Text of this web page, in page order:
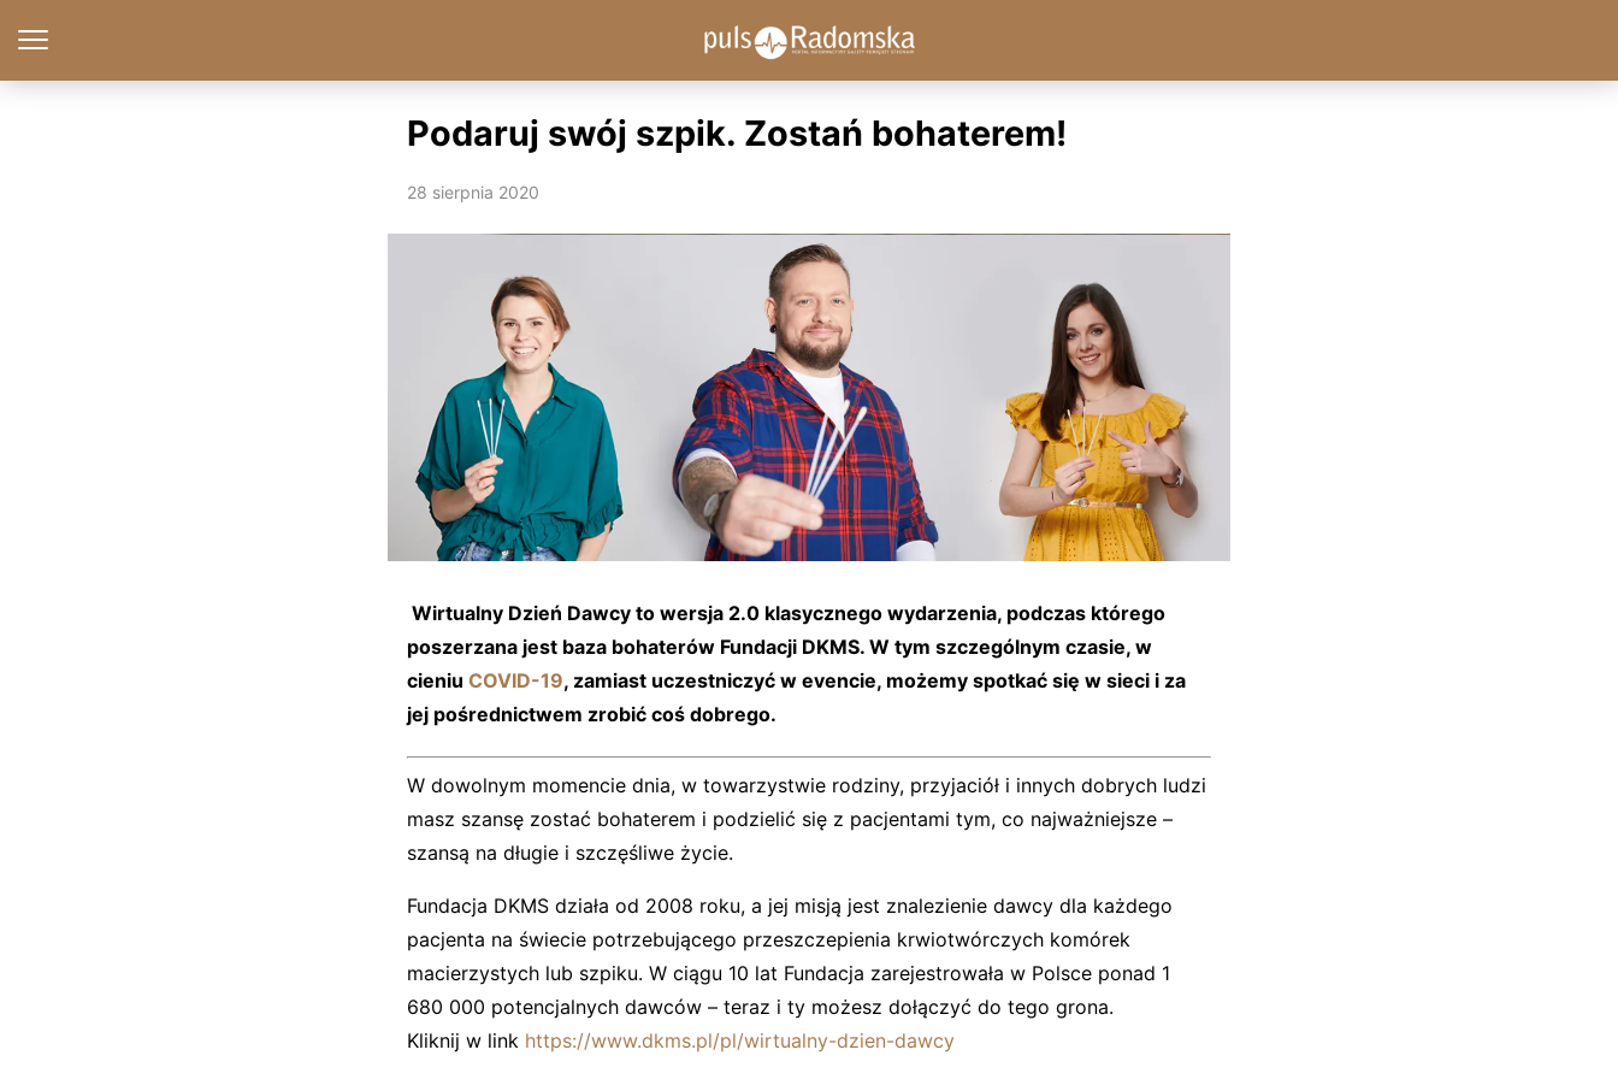
Podaruj swój szpik. Zostań bohaterem!
28 sierpnia 2020
Wirtualny Dzień Dawcy to wersja 2.0 klasycznego wydarzenia, podczas którego
poszerzana jest baza bohaterów Fundacji DKMS. W tym szczególnym czasie, w
cieniu COVID-19, zamiast uczestniczyć w evencie, możemy spotkać się w sieci i za
jej pośrednictwem zrobić coś dobrego.
W dowolnym momencie dnia, w towarzystwie rodziny, przyjaciół i innych dobrych ludzi
masz szansę zostać bohaterem i podzielić się z pacjentami tym, co najważniejsze –
szansą na długie i szczęśliwe życie.
Fundacja DKMS działa od 2008 roku, a jej misją jest znalezienie dawcy dla każdego
pacjenta na świecie potrzebującego przeszczepienia krwiotwórczych komórek
macierzystych lub szpiku. W ciągu 10 lat Fundacja zarejestrowała w Polsce ponad 1
680 000 potencjalnych dawców – teraz i ty możesz dołączyć do tego grona.
Kliknij w link https://www.dkms.pl/pl/wirtualny-dzien-dawcy